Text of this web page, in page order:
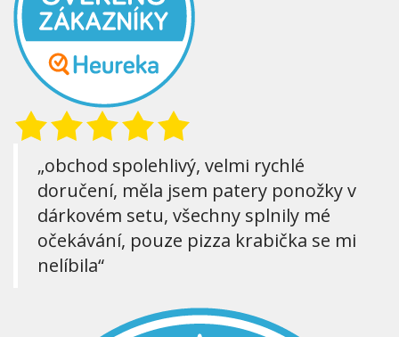
„obchod spolehlivý, velmi rychlé
doručení, měla jsem patery ponožky v
dárkovém setu, všechny splnily mé
očekávání, pouze pizza krabička se mi
nelíbila“